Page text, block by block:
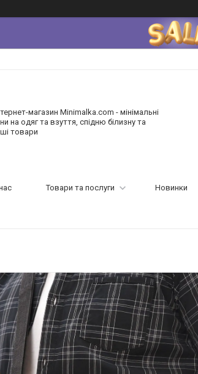
магазин Minimalka.com - мінімальні
на одяг та взуття, спідню білизну та
товари
Товари та послуги Новинки